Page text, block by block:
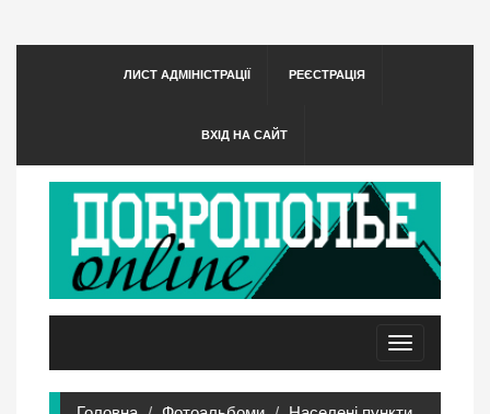
ЛИСТ АДМІНІСТРАЦІЇ РЕЄСТРАЦІЯ
ВХІД НА САЙТ
Toggle
navigation